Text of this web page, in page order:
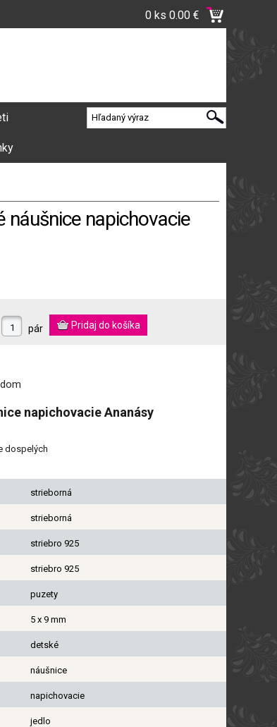
0 ks 0.00 €
náušnice napichovacie
pár
napichovacie Ananásy
dospelých
strieborná
strieborná
striebro 925
striebro 925
puzety
5 x 9 mm
detské
náušnice
napichovacie
jedlo